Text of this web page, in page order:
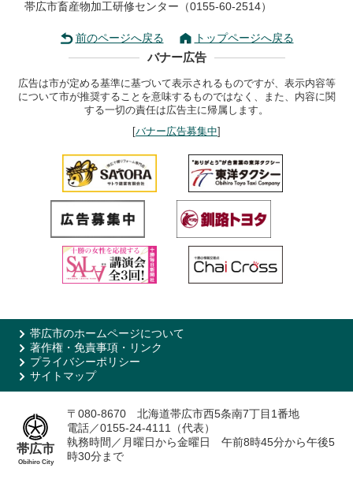
帯広市畜産物加工研修センター（0155-60-2514）
前のページへ戻る トップページへ戻る
バナー広告
広告は市が定める基準に基づいて表示されるものですが、表示内容等
について市が推奨することを意味するものではなく、また、内容に関
する一切の責任は広告主に帰属します。
[バナー広告募集中]
帯広市のホームページについて
著作権・免責事項・リンク
プライバシーポリシー
サイトマップ
帯広市
Obihiro City
〒080-8670 北海道帯広市西5条南7丁目1番地
電話／0155-24-4111（代表）
執務時間／月曜日から金曜日 午前8時45分から午後5
時30分まで